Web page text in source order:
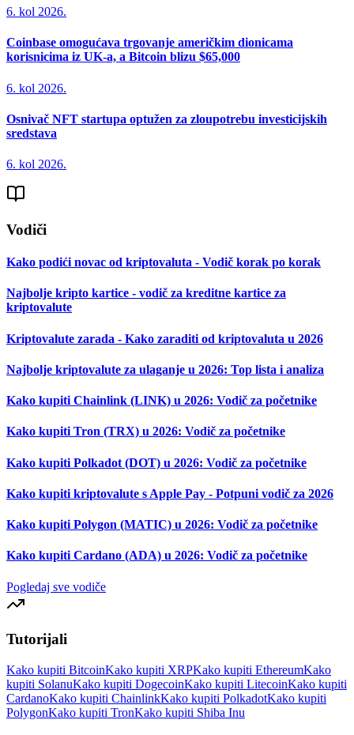
6. kol 2026.
Coinbase omogućava trgovanje američkim dionicama
korisnicima iz UK-a, a Bitcoin blizu $65,000
6. kol 2026.
Osnivač NFT startupa optužen za zloupotrebu investicijskih
sredstava
6. kol 2026.
Vodiči
Kako podići novac od kriptovaluta - Vodič korak po korak
Najbolje kripto kartice - vodič za kreditne kartice za
kriptovalute
Kriptovalute zarada - Kako zaraditi od kriptovaluta u 2026
Najbolje kriptovalute za ulaganje u 2026: Top lista i analiza
Kako kupiti Chainlink (LINK) u 2026: Vodič za početnike
Kako kupiti Tron (TRX) u 2026: Vodič za početnike
Kako kupiti Polkadot (DOT) u 2026: Vodič za početnike
Kako kupiti kriptovalute s Apple Pay - Potpuni vodič za 2026
Kako kupiti Polygon (MATIC) u 2026: Vodič za početnike
Kako kupiti Cardano (ADA) u 2026: Vodič za početnike
Pogledaj sve vodiče
Tutorijali
Kako kupiti BitcoinKako kupiti XRPKako kupiti EthereumKako
kupiti SolanuKako kupiti DogecoinKako kupiti LitecoinKako kupiti
CardanoKako kupiti ChainlinkKako kupiti PolkadotKako kupiti
PolygonKako kupiti TronKako kupiti Shiba Inu